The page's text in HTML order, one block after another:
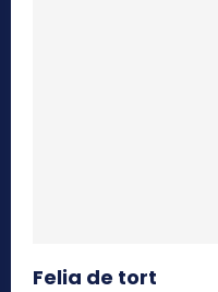
Felia de tort